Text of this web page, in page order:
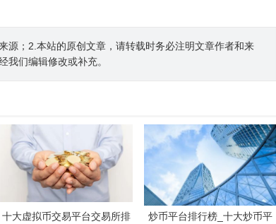
源；2.本站的原创文章，请转载时务必注明文章作者和来
我们编辑修改或补充。
十大虚拟币交易平台交易所排 炒币平台排行榜_十大炒币平